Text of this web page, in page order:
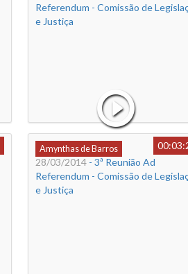
Referendum - Comissão de
e Justiça
Amynthas de Barros
28/03/2014- 3ª Reunião Ad
Referendum - Comissão de
e Justiça